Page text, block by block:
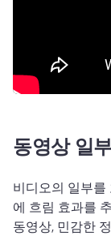
동영상 일
비디오의 일부를
에 흐림 효과를
동영상, 민감한